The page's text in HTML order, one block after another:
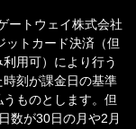
ートウェイ株式会社
ットカード決済（但
用可）により行う
刻が課金日の基準
ものとします。但
数が30日の月や2月